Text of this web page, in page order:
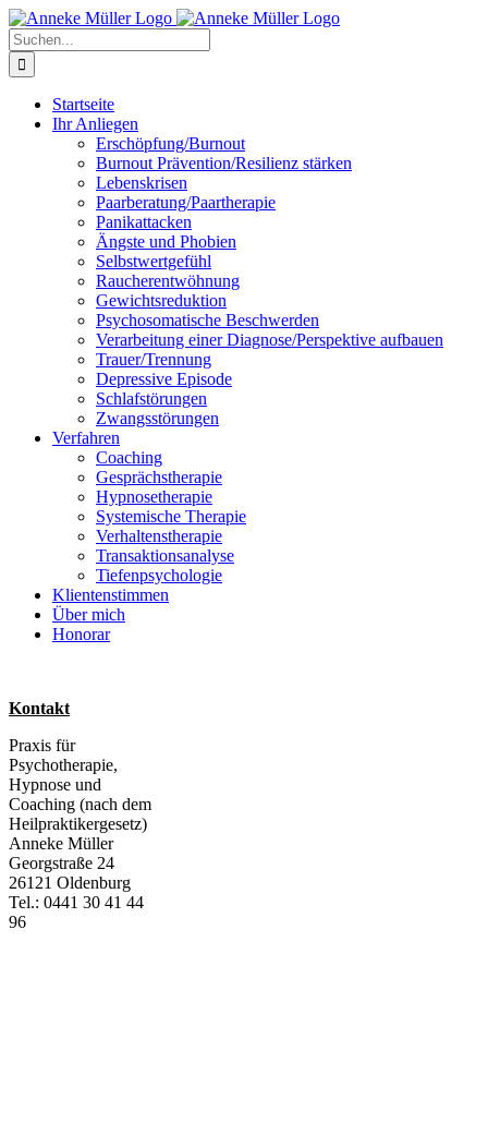
Zum
Inhalt
springen
Suche
nach:
Startseite
Ihr Anliegen
Erschöpfung/Burnout
Burnout Prävention/Resilienz stärken
Lebenskrisen
Paarberatung/Paartherapie
Panikattacken
Ängste und Phobien
Selbstwertgefühl
Raucherentwöhnung
Gewichtsreduktion
Psychosomatische Beschwerden
Verarbeitung einer Diagnose/Perspektive aufbauen
Trauer/Trennung
Depressive Episode
Schlafstörungen
Zwangsstörungen
Verfahren
Coaching
Gesprächstherapie
Hypnosetherapie
Systemische Therapie
Verhaltenstherapie
Transaktionsanalyse
Tiefenpsychologie
Klientenstimmen
Über mich
Honorar
Kontakt
Praxis für
Psychotherapie,
Hypnose und
Coaching (nach dem
Heilpraktikergesetz)
Anneke Müller
Georgstraße 24
26121 Oldenburg
Tel.: 0441 30 41 44
96